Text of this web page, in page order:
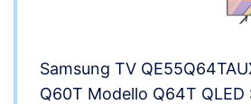
Samsung TV
Q60T Modello Q64T QLED